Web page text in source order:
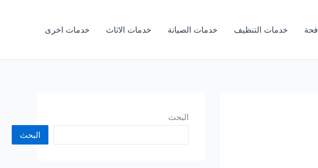
خدمات التنظيف خدمات الصيانة خدمات الاثاث خدمات اخرى
البحث
البحث